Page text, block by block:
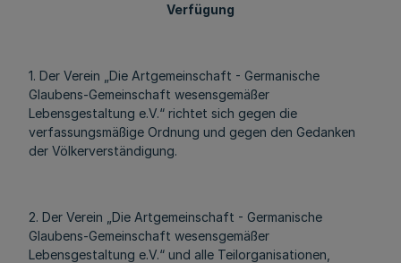
Verfügung
1. Der Verein „Die Artgemeinschaft - Germanische
Glaubens-Gemeinschaft wesensgemäßer
Lebensgestaltung e.V.“ richtet sich gegen die
verfassungsmäßige Ordnung und gegen den Gedanken
der Völkerverständigung.
2. Der Verein „Die Artgemeinschaft - Germanische
Glaubens-Gemeinschaft wesensgemäßer
Lebensgestaltung e.V.“ und alle Teilorganisationen,